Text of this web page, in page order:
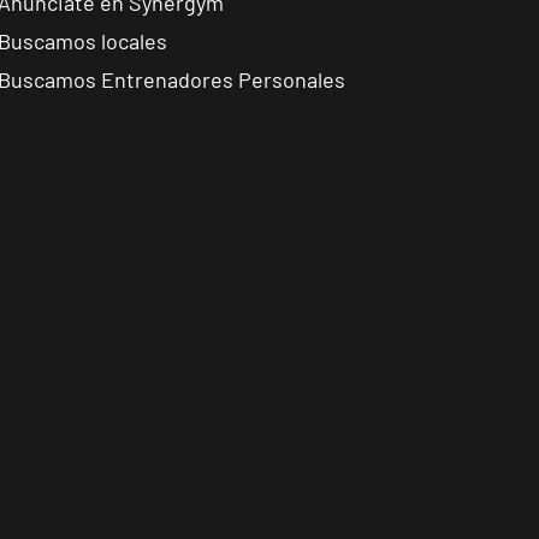
Buscamos locales
Buscamos Entrenadores Personales